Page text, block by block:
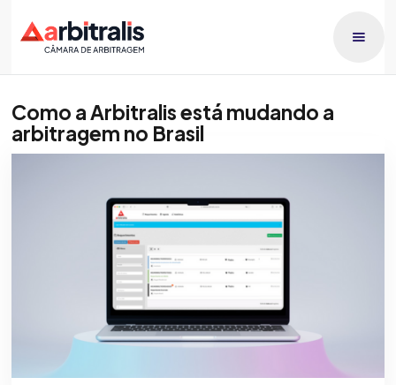
Como a Arbitralis está mudando a
arbitragem no Brasil